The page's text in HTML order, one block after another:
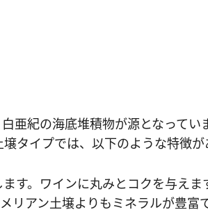
亜紀の海底堆積物が源となって
タイプでは、以下のような特徴が
す。ワインに丸みとコクを与えま
アン土壌よりもミネラルが豊富